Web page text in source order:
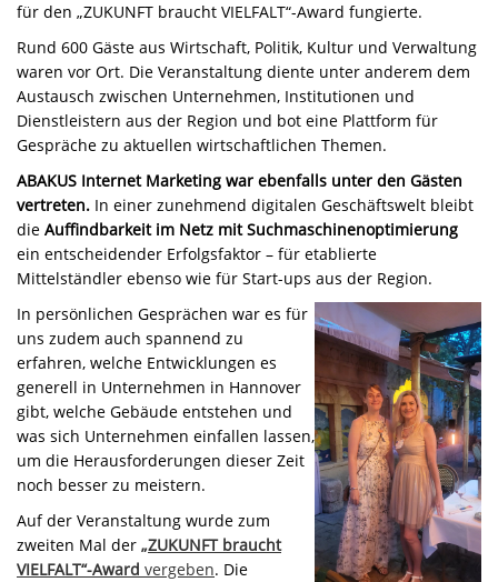
für den „ZUKUNFT braucht VIELFALT“-Award fungierte.
Rund 600 Gäste aus Wirtschaft, Politik, Kultur und Verwaltung
waren vor Ort. Die Veranstaltung diente unter anderem dem
Austausch zwischen Unternehmen, Institutionen und
Dienstleistern aus der Region und bot eine Plattform für
Gespräche zu aktuellen wirtschaftlichen Themen.
ABAKUS Internet Marketing war ebenfalls unter den Gästen
vertreten. In einer zunehmend digitalen Geschäftswelt bleibt
die Auffindbarkeit im Netz mit Suchmaschinenoptimierung
ein entscheidender Erfolgsfaktor – für etablierte
Mittelständler ebenso wie für Start-ups aus der Region.
In persönlichen Gesprächen war es für
uns zudem auch spannend zu
erfahren, welche Entwicklungen es
generell in Unternehmen in Hannover
gibt, welche Gebäude entstehen und
was sich Unternehmen einfallen lassen,
um die Herausforderungen dieser Zeit
noch besser zu meistern.
Auf der Veranstaltung wurde zum
zweiten Mal der „ZUKUNFT braucht
VIELFALT“-Award vergeben. Die